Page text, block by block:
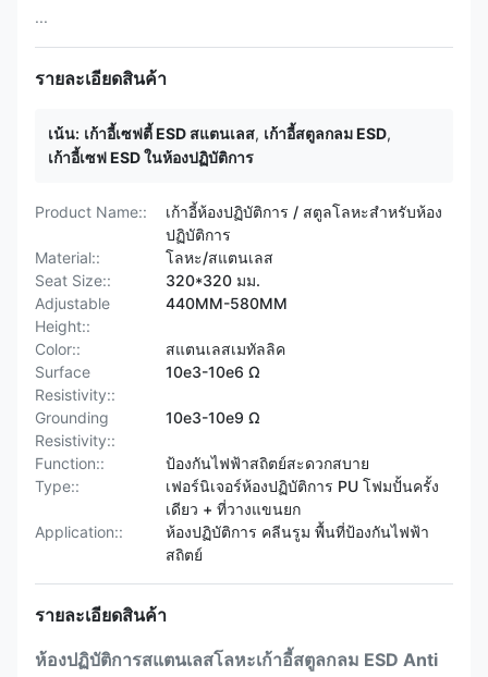
...
รายละเอียดสินค้า
เน้น: เก้าอี้เซฟตี้ ESD สแตนเลส, เก้าอี้สตูลกลม ESD,
เก้าอี้เซฟ ESD ในห้องปฏิบัติการ
Product Name::
เก้าอี้ห้องปฏิบัติการ / สตูลโลหะสำหรับห้อง
ปฏิบัติการ
Material::
โลหะ/สแตนเลส
Seat Size::
320*320 มม.
Adjustable
Height::
440MM-580MM
Color::
สแตนเลสเมทัลลิค
Surface
Resistivity::
10e3-10e6 Ω
Grounding
Resistivity::
10e3-10e9 Ω
Function::
ป้องกันไฟฟ้าสถิตย์สะดวกสบาย
Type::
เฟอร์นิเจอร์ห้องปฏิบัติการ PU โฟมปั้นครั้ง
เดียว + ที่วางแขนยก
Application::
ห้องปฏิบัติการ คลีนรูม พื้นที่ป้องกันไฟฟ้า
สถิตย์
รายละเอียดสินค้า
ห้องปฏิบัติการสแตนเลสโลหะเก้าอี้สตูลกลม ESD Anti